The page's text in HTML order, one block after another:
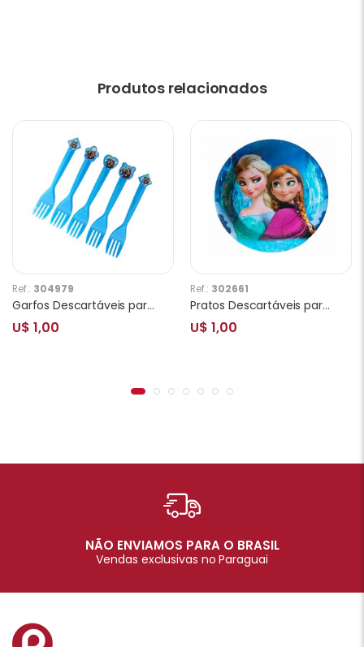
Produtos relacionados
Ref.: 304979
Garfos Descartáveis para Festa Party Favlors Super Heróis 10pcs
U$ 1,00
Ref.: 302661
Pratos Descartáveis para Festa Frozen 10 Unidades 18 x 18 cm
U$ 1,00
NÃO ENVIAMOS PARA O BRASIL
Vendas exclusivas no Paraguai